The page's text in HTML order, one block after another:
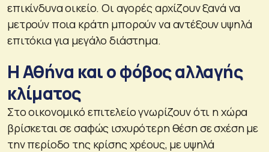
επικίνδυνα οικείο. Οι αγορές αρχίζουν ξανά να
μετρούν ποια κράτη μπορούν να αντέξουν υψηλά
επιτόκια για μεγάλο διάστημα.
Η Αθήνα και ο φόβος αλλαγής
κλίματος
Στο οικονομικό επιτελείο γνωρίζουν ότι η χώρα
βρίσκεται σε σαφώς ισχυρότερη θέση σε σχέση με
την περίοδο της κρίσης χρέους, με υψηλά